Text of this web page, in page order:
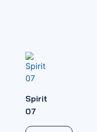
Spirit
07